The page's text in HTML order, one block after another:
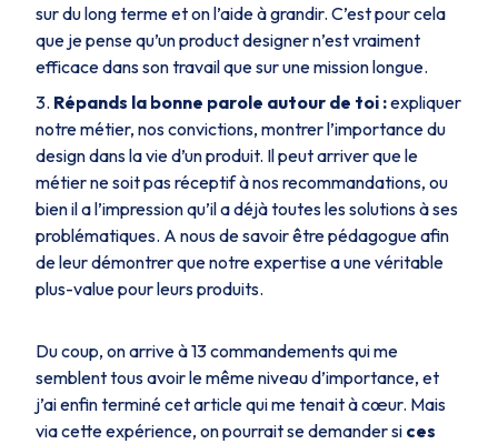
sur du long terme et on l’aide à grandir. C’est pour cela
que je pense qu’un product designer n’est vraiment
efficace dans son travail que sur une mission longue.
Répands la bonne parole autour de toi :expliquer
notre métier, nos convictions, montrer l’importance du
design dans la vie d’un produit. Il peut arriver que le
métier ne soit pas réceptif à nos recommandations, ou
bien il a l’impression qu’il a déjà toutes les solutions à ses
problématiques. A nous de savoir être pédagogue afin
de leur démontrer que notre expertise a une véritable
plus-value pour leurs produits.
Du coup, on arrive à 13 commandements qui me
semblent tous avoir le même niveau d’importance, et
j’ai enfin terminé cet article qui me tenait à cœur. Mais
via cette expérience, on pourrait se demander si ces